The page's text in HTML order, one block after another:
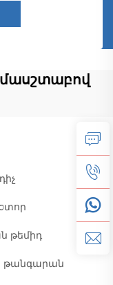
մասշտաբով
պոլիեստերային թղթի սպուն ספקտոր
թեմիդ
թանգարան